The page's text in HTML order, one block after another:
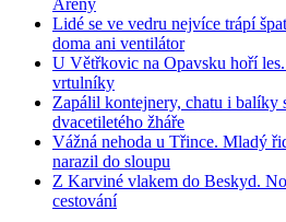
Arény
Lidé se ve vedru nejvíce trápí
doma ani ventilátor
U Větřkovic na Opavsku hoří
vrtulníky
Zapálil kontejnery, chatu i balíky
dvacetiletého žháře
Vážná nehoda u Třince. Mladý
narazil do sloupu
Z Karviné vlakem do Beskyd.
cestování